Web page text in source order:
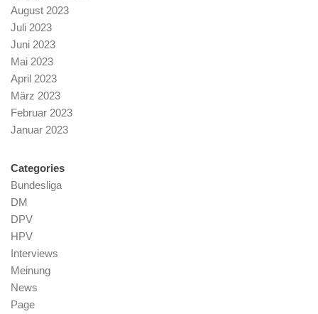
August 2023
Juli 2023
Juni 2023
Mai 2023
April 2023
März 2023
Februar 2023
Januar 2023
Categories
Bundesliga
DM
DPV
HPV
Interviews
Meinung
News
Page